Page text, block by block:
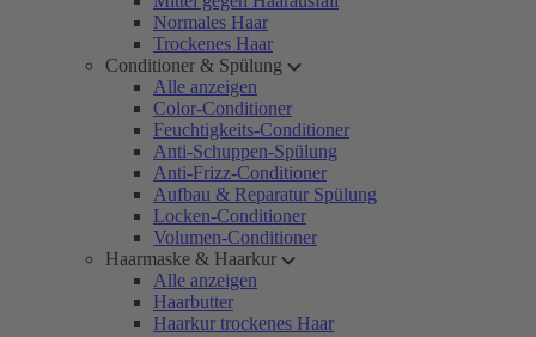
Normales Haar
Trockenes Haar
Conditioner & Spülung
Alle anzeigen
Color-Conditioner
Feuchtigkeits-Conditioner
Anti-Schuppen-Spülung
Anti-Frizz-Conditioner
Aufbau & Reparatur Spülung
Locken-Conditioner
Volumen-Conditioner
Haarmaske & Haarkur
Alle anzeigen
Haarbutter
Haarkur trockenes Haar